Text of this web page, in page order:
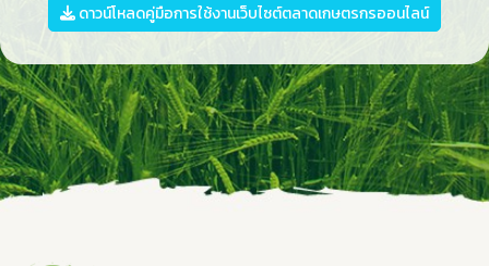
ดาวน์โหลดคู่มือการใช้งานเว็บไซต์ตลาดเกษตรกรออนไลน์